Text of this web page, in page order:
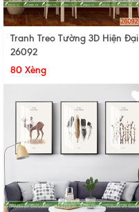
Tranh Treo Tường 3D Hiện Đại
26092
80 Xèng